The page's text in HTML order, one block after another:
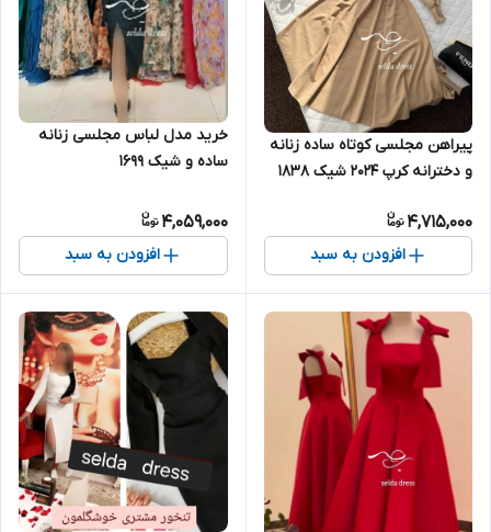
پیراهن مجلسی کوتاه ساده زنانه
و دخترانه کرپ ۲۰۲۴ شیک ۱۸۳۸
4,715,000
افزودن به سبد
خرید مدل لباس مجلسی زنانه
ساده و شیک ۱۶۹۹
4,059,000
افزودن به سبد